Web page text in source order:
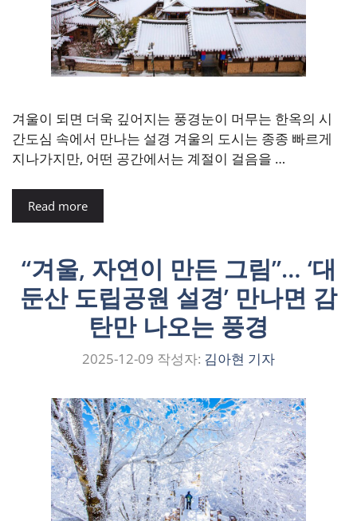
겨울이 되면 더욱 깊어지는 풍경눈이 머무는 한옥의 시
간도심 속에서 만나는 설경 겨울의 도시는 종종 빠르게
지나가지만, 어떤 공간에서는 계절이 걸음을 …
Read more
“겨울, 자연이 만든 그림”… ‘대
둔산 도립공원 설경’ 만나면 감
탄만 나오는 풍경
2025-12-09 작성자: 김아현 기자